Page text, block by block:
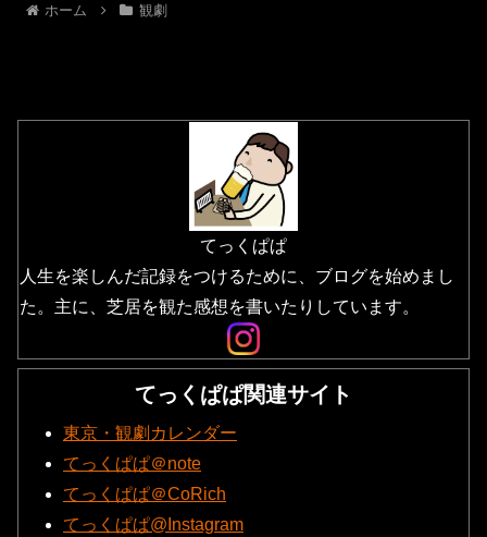
ホーム 観劇
てっくぱぱ
人生を楽しんだ記録をつけるために、ブログを始めまし
た。主に、芝居を観た感想を書いたりしています。
てっくぱぱ関連サイト
東京・観劇カレンダー
てっくぱぱ＠note
てっくぱぱ＠CoRich
てっくぱぱ@Instagram